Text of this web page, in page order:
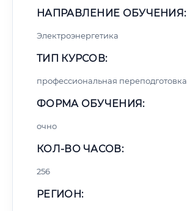
НАПРАВЛЕНИЕ ОБУЧЕНИЯ:
Электроэнергетика
ТИП КУРСОВ:
профессиональная переподготовка
ФОРМА ОБУЧЕНИЯ:
очно
КОЛ-ВО ЧАСОВ:
256
РЕГИОН: